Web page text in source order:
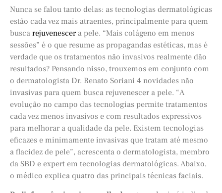
Nunca se falou tanto delas: as tecnologias dermatológicas
estão cada vez mais atraentes, principalmente para quem
busca rejuvenescera pele. “Mais colágeno em menos
sessões” é o que resume as propagandas estéticas, mas é
verdade que os tratamentos não invasivos realmente dão
resultados? Pensando nisso, trouxemos em conjunto com
o dermatologista Dr. Renato Soriani 4 novidades não
invasivas para quem busca rejuvenescer a pele. “A
evolução no campo das tecnologias permite tratamentos
cada vez menos invasivos e com resultados expressivos
para melhorar a qualidade da pele. Existem tecnologias
eficazes e minimamente invasivas que tratam até mesmo
a flacidez de pele”, acrescenta o dermatologista, membro
da SBD e expert em tecnologias dermatológicas. Abaixo,
o médico explica quatro das principais técnicas faciais.